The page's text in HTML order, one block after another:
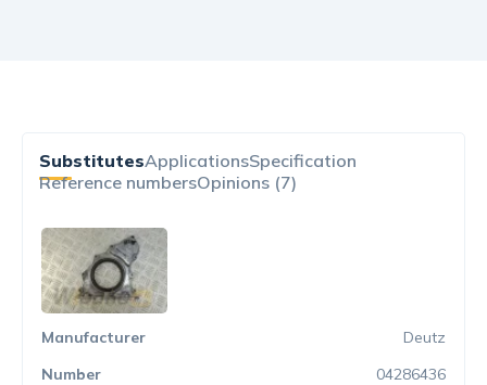
SubstitutesApplicationsSpecification
Reference numbersOpinions (7)
Deutz
04286436